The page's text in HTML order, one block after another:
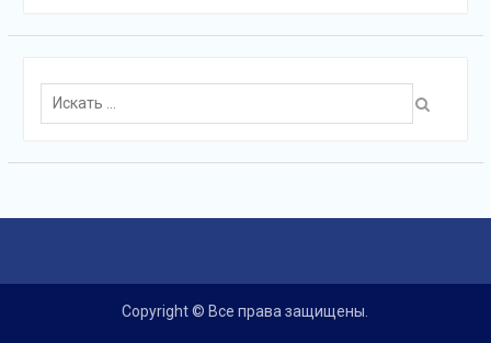
Поиск
для:
Copyright © Все права защищены.